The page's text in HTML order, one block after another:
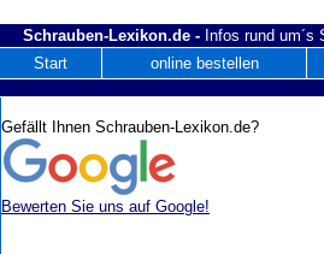
Schrauben-Lexikon.de - Infos rund um´s
Start
online bestellen
Gefällt Ihnen Schrauben-Lexikon.de?
Bewerten Sie uns auf Google!